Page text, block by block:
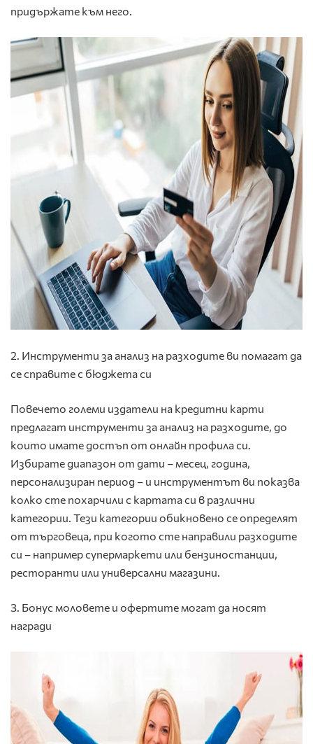
придържате към него.
2. Инструменти за анализ на разходите ви помагат да
се справите с бюджета си
Повечето големи издатели на кредитни карти
предлагат инструменти за анализ на разходите, до
които имате достъп от онлайн профила си.
Избирате диапазон от дати – месец, година,
персонализиран период – и инструментът ви показва
колко сте похарчили с картата си в различни
категории. Тези категории обикновено се определят
от търговеца, при когото сте направили разходите
си – например супермаркети или бензиностанции,
ресторанти или универсални магазини.
3. Бонус моловете и офертите могат да носят
награди